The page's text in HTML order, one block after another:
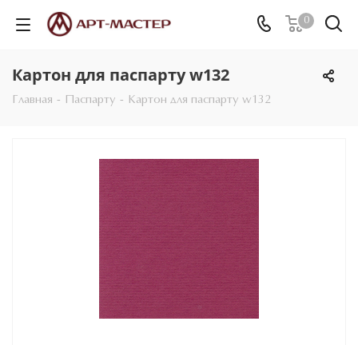
0
Картон для паспарту w132
Главная - Паспарту - Картон для паспарту w132